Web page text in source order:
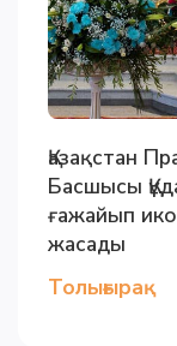
Қазақстан
Басшысы
ғажайып
жасады
Толығырақ